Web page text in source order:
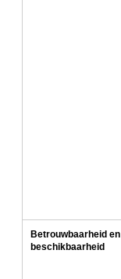
Betrouwbaarheid en
beschikbaarheid